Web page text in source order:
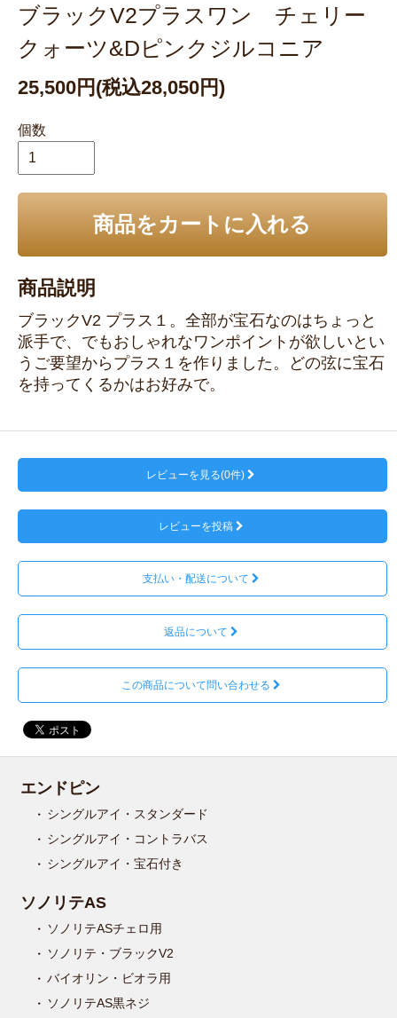
ブラックV2プラスワン チェリー
クォーツ&Dピンクジルコニア
25,500円(税込28,050円)
個数
商品をカートに入れる
商品説明
ブラックV2 プラス１。全部が宝石なのはちょっと
派手で、でもおしゃれなワンポイントが欲しいとい
うご要望からプラス１を作りました。どの弦に宝石
を持ってくるかはお好みで。
レビューを見る(0件)
レビューを投稿
支払い・配送について
返品について
この商品について問い合わせる
エンドピン
シングルアイ・スタンダード
シングルアイ・コントラバス
シングルアイ・宝石付き
ソノリテAS
ソノリテASチェロ用
ソノリテ・ブラックV2
バイオリン・ビオラ用
ソノリテAS黒ネジ